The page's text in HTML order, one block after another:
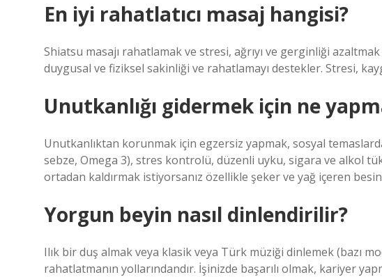
En iyi rahatlatıcı masaj hangisi?
Shiatsu masajı rahatlamak ve stresi, ağrıyı ve gerginliği
duygusal ve fiziksel sakinliği ve rahatlamayı destekler. Stresi,
Unutkanlığı gidermek için ne
Unutkanlıktan korunmak için egzersiz yapmak, sosyal
sebze, Omega 3), stres kontrolü, düzenli uyku, sigara ve alkol
ortadan kaldırmak istiyorsanız özellikle şeker ve yağ içeren
Yorgun beyin nasıl dinlendirilir?
Ilık bir duş almak veya klasik veya Türk müziği dinlemek (bazı
rahatlatmanın yollarındandır. İşinizde başarılı olmak, kariyer